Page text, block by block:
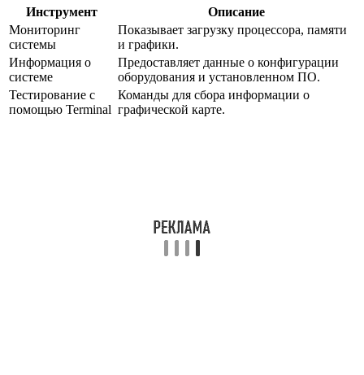
Инструмент
Описание
Мониторинг
системы
Показывает загрузку процессора, памяти
и графики.
Информация о
системе
Предоставляет данные о конфигурации
оборудования и установленном ПО.
Тестирование с
помощью Terminal
Команды для сбора информации о
графической карте.